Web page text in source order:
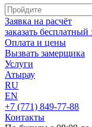
Заявка на расчёт
заказать бесплатный
Оплата и цены
Вызвать замерщика
Услуги
Атырау
RU
EN
+7 (771) 849-77-88
Контакты